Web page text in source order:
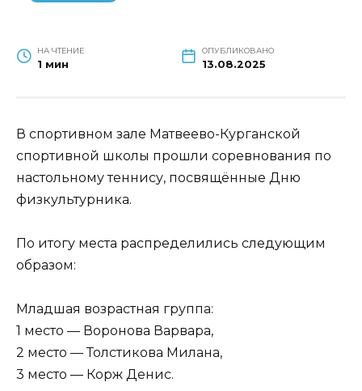
НА ЧТЕНИЕ
1 мин
ОПУБЛИКОВАНО
13.08.2025
В спортивном зале Матвеево-Курганской
спортивной школы прошли соревнования по
настольному теннису, посвящённые Дню
физкультурника.
По итогу места распределились следующим
образом:
Младшая возрастная группа:
1 место — Воронова Варвара,
2 место — Толстикова Милана,
3 место — Корж Денис.